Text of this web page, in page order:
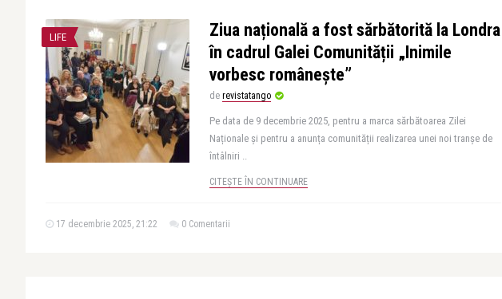
LIFE
Ziua națională a fost sărbătorită la Londra
în cadrul Galei Comunității „Inimile
vorbesc românește”
de revistatango
Pe data de 9 decembrie 2025, pentru a marca sărbătoarea Zilei
Naționale și pentru a anunța comunității realizarea unei noi tranșe de
întâlniri ..
CITEȘTE ÎN CONTINUARE
17 decembrie 2025, 21:22 0 Comentarii